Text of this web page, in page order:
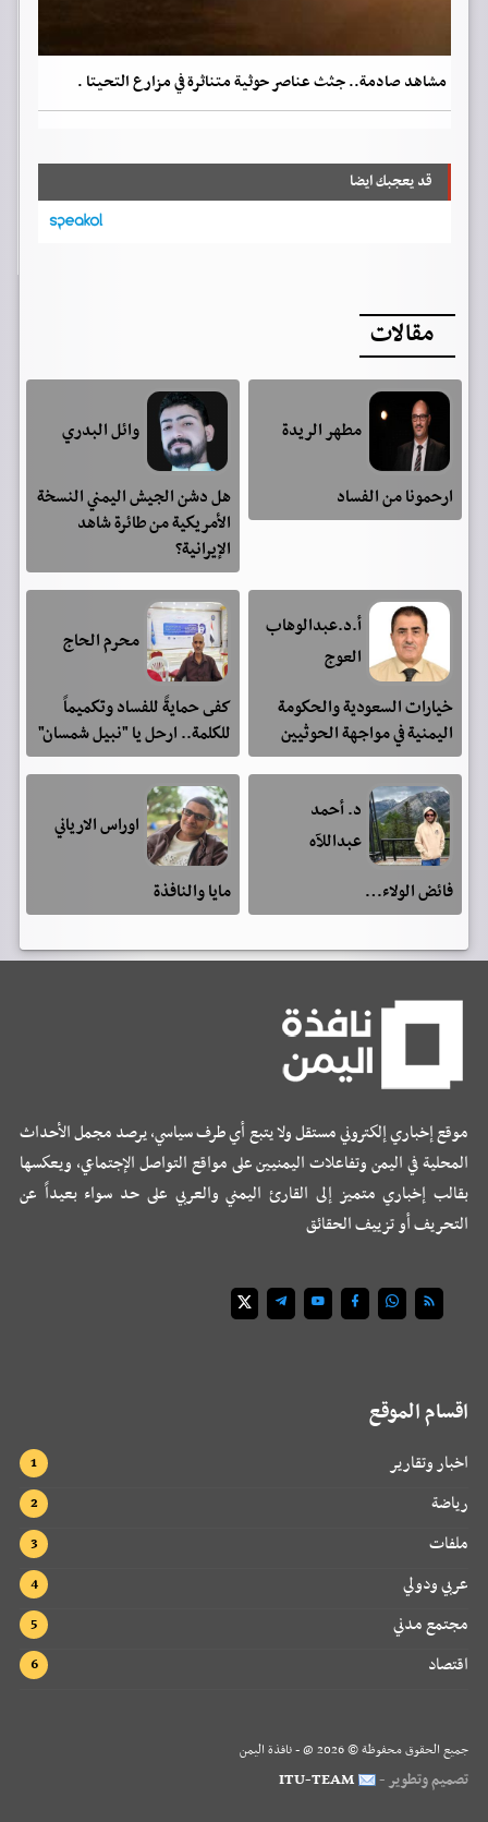
مشاهد صادمة.. جثث عناصر حوثية متناثرة في مزارع التحيتا .
قد يعجبك ايضا
مقالات
مطهر الريدة
ارحمونا من الفساد
وائل البدري
هل دشن الجيش اليمني النسخة
الأمريكية من طائرة شاهد
الإيرانية؟
أ.د.عبدالوهاب
العوج
خيارات السعودية والحكومة
اليمنية في مواجهة الحوثيين
محرم الحاج
كفى حمايةً للفساد وتكميماً
للكلمة.. ارحل يا "نبيل شمسان"
د. أحمد
عبداللآه
فائض الولاء…
اوراس الارياني
مايا والنافذة
موقع إخباري إلكتروني مستقل ولا يتبع أي طرف سياسي، يرصد مجمل الأحداث
المحلية في اليمن وتفاعلات اليمنيين على مواقع التواصل الإجتماعي، ويعكسها
بقالب إخباري متميز إلى القارئ اليمني والعربي على حد سواء بعيداً عن
التحريف أو تزييف الحقائق
اقسام الموقع
اخبار وتقارير
رياضة
ملفات
عربي ودولي
مجتمع مدني
اقتصاد
جميع الحقوق محفوظة ©2026 @ - نافذة اليمن
تصميم وتطوير - ITU-TEAM